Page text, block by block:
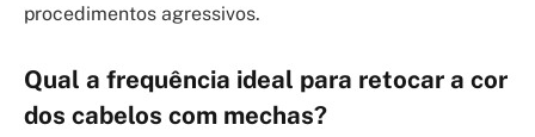
procedimentos agressivos.
Qual a frequência ideal para retocar a cor
dos cabelos com mechas?